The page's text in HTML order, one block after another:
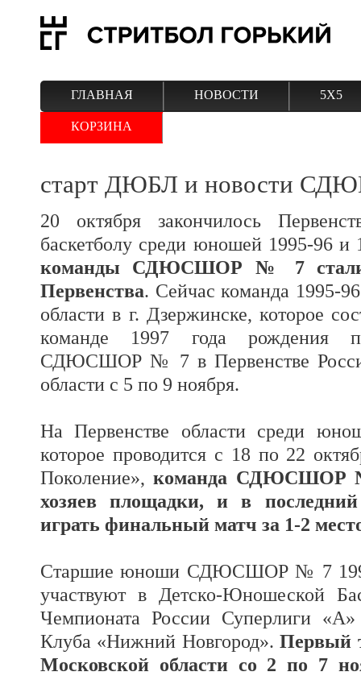
ГЛАВНАЯ НОВОСТИ 5Х5
КОРЗИНА
старт ДЮБЛ и новости
20 октября закончилось
баскетболу среди юношей 1995-96 и
команды СДЮСШОР № 7 стали
Первенства. Сейчас команда 1995-
области в г. Дзержинске, которое
команде 1997 года рождения
СДЮСШОР № 7 в Первенстве
области с 5 по 9 ноября.
На Первенстве области среди
которое проводится с 18 по 22
Поколение»,команда СДЮСШОР №
хозяев площадки, и в последний
играть финальный матч за 1-2
Старшие юноши СДЮСШОР № 7
участвуют в Детско-Юношеской
Чемпионата России Суперлиги «А»
Клуба «Нижний Новгород».Первый
Московской области со 2 по 7